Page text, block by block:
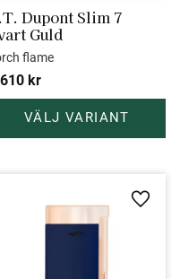
Dupont Slim 7
Guld
flame
kr
favoriter Lägg